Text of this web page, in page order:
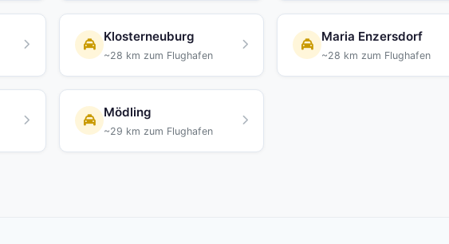
Klosterneuburg
~28 km zum Flughafen
Maria Enzersdorf
~28 km zum Flughafen
Mödling
~29 km zum Flughafen